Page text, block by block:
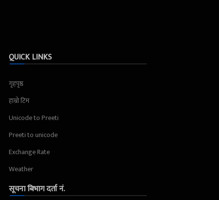
QUICK LINKS
गृहपृष्ठ
हाम्रो टिम
Unicode to Preeti
Preeti to unicode
Exchange Rate
Weather
सूचना बिभाग दर्ता नं.